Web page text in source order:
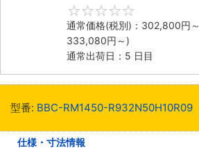
通常価格(税別)： 302,800円 ～
333,080円 ～)
通常出荷日：5 日目
型番: BBC-RM1450-R932N50H10R09
仕様・寸法情報